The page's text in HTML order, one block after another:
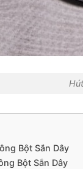
Bột Sắn Dây
Bột Sắn Dây